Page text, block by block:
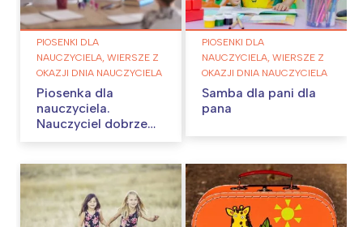
PIOSENKI DLA
NAUCZYCIELA, WIERSZE Z
OKAZJI DNIA NAUCZYCIELA
Piosenka dla
nauczyciela.
Nauczyciel dobrze
PIOSENKI DLA
NAUCZYCIELA, WIERSZE Z
OKAZJI DNIA NAUCZYCIELA
Samba dla pani dla
pana